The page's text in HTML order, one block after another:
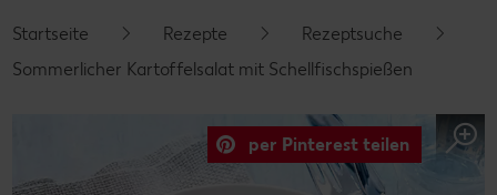
Schwebender Seitenbereich
Startseite Rezepte
Rezeptsuche
Sommerlicher Kartoffelsalat mit Schellfischspießen
per Pinterest teilen